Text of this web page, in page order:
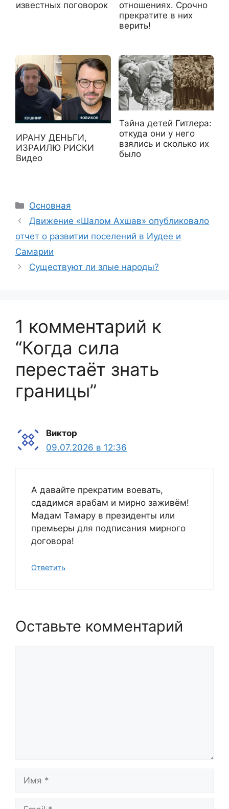
известных поговорок
отношениях. Срочно
прекратите в них
верить!
ИРАНУ ДЕНЬГИ,
ИЗРАИЛЮ РИСКИ
Видео
Тайна детей Гитлера:
откуда они у него
взялись и сколько их
было
Рубрики
Основная
Движение «Шалом Ахшав» опубликовало
отчет о развитии поселений в Иудее и
Самарии
Существуют ли злые народы?
1 комментарий к
“Когда сила
перестаёт знать
границы”
Виктор
09.07.2026 в 12:36
А давайте прекратим воевать,
сдадимся арабам и мирно заживём!
Мадам Тамару в президенты или
премьеры для подписания мирного
договора!
Ответить
Оставьте комментарий
Имя
Email